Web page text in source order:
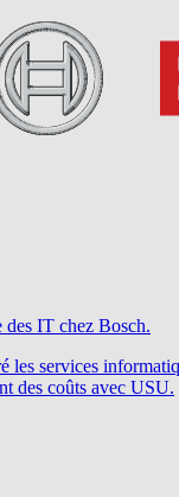
IT chez Bosch.
les services
des coûts avec USU.